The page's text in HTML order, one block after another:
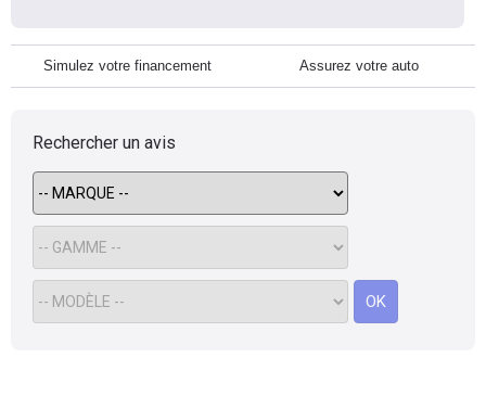
Simulez votre financement Assurez votre auto
Rechercher un avis
OK